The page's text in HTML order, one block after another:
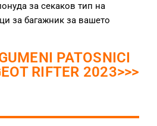
за секаков тип на
за багажник за вашето
PATOSNICI
RIFTER 2023>>>